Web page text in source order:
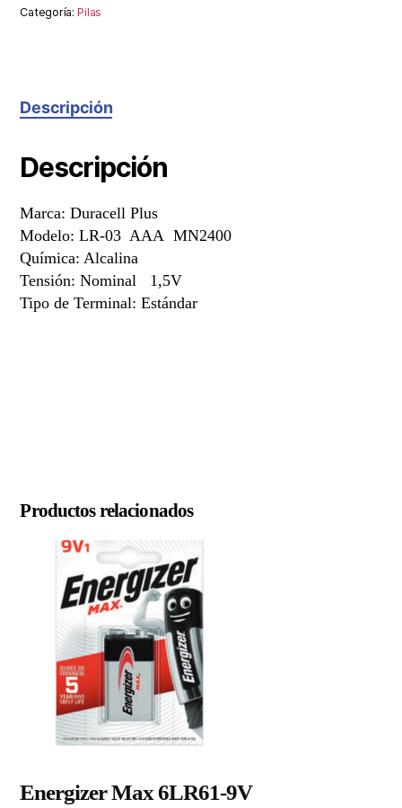
Categoría:Pilas
Descripción
Descripción
Marca: Duracell Plus
Modelo: LR-03 AAA MN2400
Química: Alcalina
Tensión: Nominal 1,5V
Tipo de Terminal: Estándar
Productos relacionados
Energizer Max 6LR61-9V